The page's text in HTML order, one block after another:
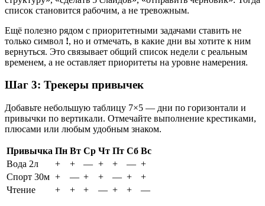
список становится рабочим, а не тревожным.
Ещё полезно рядом с приоритетными задачами ставить не
только символ !, но и отмечать, в какие дни вы хотите к ним
вернуться. Это связывает общий список недели с реальным
временем, а не оставляет приоритеты на уровне намерения.
Шаг 3: Трекеры привычек
Добавьте небольшую таблицу 7×5 — дни по горизонтали и
привычки по вертикали. Отмечайте выполнение крестиками,
плюсами или любым удобным знаком.
Привычка Пн Вт Ср Чт Пт Сб Вс
Вода 2л
+ + — + + — +
Спорт 30м + — + + — +
+
Чтение
+ + + — + + —